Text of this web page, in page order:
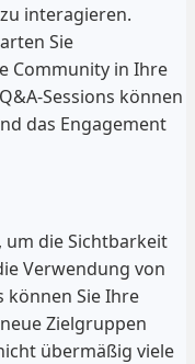
interagieren.
Sie
Community in Ihre
Sessions können
das Engagement
um die Sichtbarkeit
Verwendung von
können Sie Ihre
Zielgruppen
übermäßig viele